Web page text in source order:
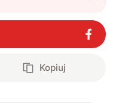
Kopiuj